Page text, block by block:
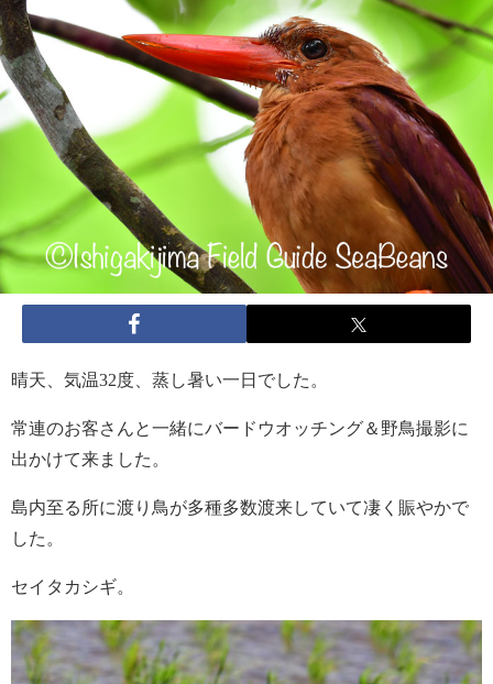
晴天、気温32度、蒸し暑い一日でした。
常連のお客さんと一緒にバードウオッチング＆野鳥撮影に
出かけて来ました。
島内至る所に渡り鳥が多種多数渡来していて凄く賑やかで
した。
セイタカシギ。